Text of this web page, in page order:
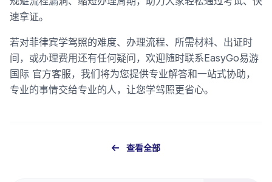
速拿证。
若对菲律宾学驾照的难度、办理流程、所需材料、出证时
间，或办理费用还有任何疑问，欢迎随时联系EasyGo易游
国际 官方客服，我们将为您提供专业解答和一站式协助，
专业的事情交给专业的人，让您学驾照更省心。
查看全部